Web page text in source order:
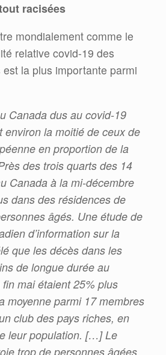
racisées
mondialement comme le
relative covid-19 des
la plus importante parmi
Canada dus au covid-19
environ la moitié de ceux de
en proportion de la
des trois quarts des 14
Canada à la mi-décembre
dans des résidences de
âgés. Une étude de
d’information sur la
que les décès dans les
de longue durée au
mai étaient 25% plus
moyenne parmi 17 membres
club des pays riches, en
leur population. […] Le
trop de personnes âgées